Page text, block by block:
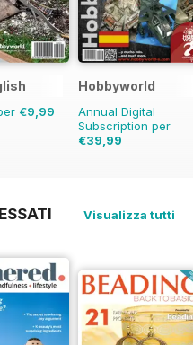
€9,99
Hobbyworld
Annual Digital
Subscription per
€39,99
Visualizza tutti